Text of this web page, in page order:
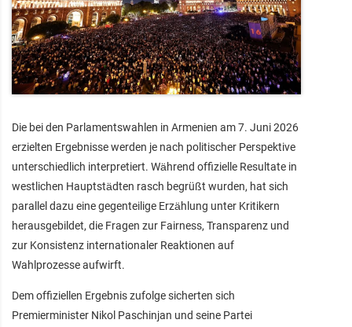
Die bei den Parlamentswahlen in Armenien am 7. Juni 2026
erzielten Ergebnisse werden je nach politischer Perspektive
unterschiedlich interpretiert. Während offizielle Resultate in
westlichen Hauptstädten rasch begrüßt wurden, hat sich
parallel dazu eine gegenteilige Erzählung unter Kritikern
herausgebildet, die Fragen zur Fairness, Transparenz und
zur Konsistenz internationaler Reaktionen auf
Wahlprozesse aufwirft.
Dem offiziellen Ergebnis zufolge sicherten sich
Premierminister Nikol Paschinjan und seine Partei